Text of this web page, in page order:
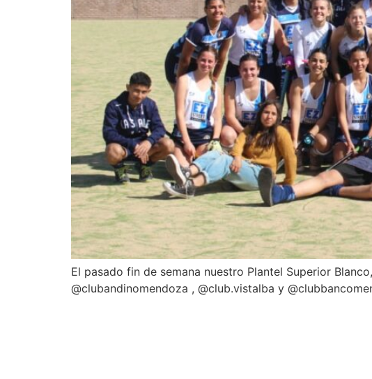
El pasado fin de semana nuestro Plantel Superior
@clubandinomendoza , @club.vistalba y